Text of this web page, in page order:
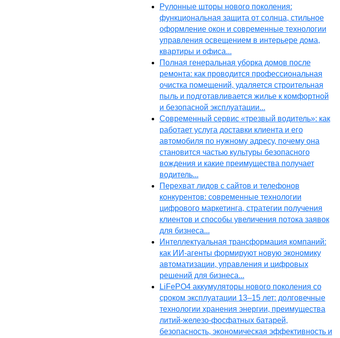
Рулонные шторы нового поколения:
функциональная защита от солнца, стильное
оформление окон и современные технологии
управления освещением в интерьере дома,
квартиры и офиса...
Полная генеральная уборка домов после
ремонта: как проводится профессиональная
очистка помещений, удаляется строительная
пыль и подготавливается жилье к комфортной
и безопасной эксплуатации...
Современный сервис «трезвый водитель»: как
работает услуга доставки клиента и его
автомобиля по нужному адресу, почему она
становится частью культуры безопасного
вождения и какие преимущества получает
водитель...
Перехват лидов с сайтов и телефонов
конкурентов: современные технологии
цифрового маркетинга, стратегии получения
клиентов и способы увеличения потока заявок
для бизнеса...
Интеллектуальная трансформация компаний:
как ИИ-агенты формируют новую экономику
автоматизации, управления и цифровых
решений для бизнеса...
LiFePO4 аккумуляторы нового поколения со
сроком эксплуатации 13–15 лет: долговечные
технологии хранения энергии, преимущества
литий-железо-фосфатных батарей,
безопасность, экономическая эффективность и